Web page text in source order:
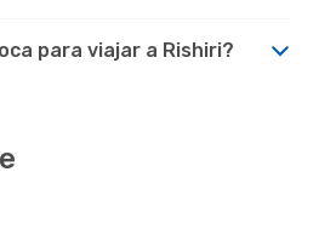
para viajar a Rishiri?